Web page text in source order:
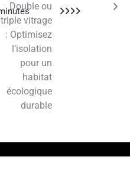
Double ou
triple vitrage
: Optimisez
l’isolation
pour un
habitat
écologique
durable